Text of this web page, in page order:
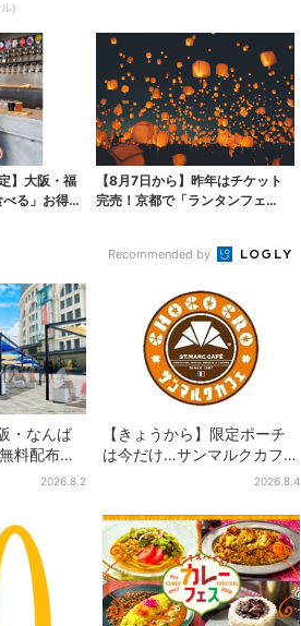
)
】大阪・福
る」お得ワ
【8月7日から】昨年はチケット
完売！京都で「ランタンフェ
Recommended by
・なんば
料配布…2
テの人気
2026.8.2
【きょうから】限定ポーチ
は今だけ…サンマルクカフェ
初の「夏福袋」、実質無料
2026.8.4